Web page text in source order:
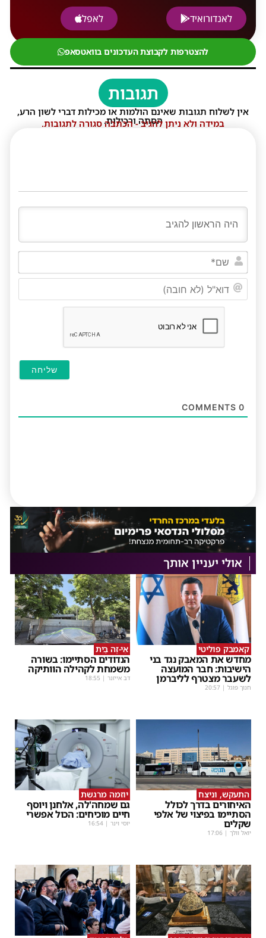
לאנדורואיד
לאפל
להצטרפות לקבוצת העדכונים בוואטסאפ
תגובות
אין לשלוח תגובות שאינם הולמות או מכילות דברי לשון הרע,
הסתה ורכילות.
במידה ולא ניתן להגיב - הכתבה סגורה לתגובות.
שם*
0
אולי יעניין אותך
קאמבק פוליטי
מחדש את המאבק נגד בני
הישיבות: חבר המועצה
לשעבר מצטרף לליברמן
חנוך פוגל |
20:57
אֵי-זֶה בַּיִת
הנדודים הסתיימו: בשורה
משמחת לקהילה הוותיקה
דב אייזנר |
18:55
התעקש, וניצח
האיחורים בדרך לכולל
הסתיימו בפיצוי של אלפי
שקלים
יואל וולך |
17:06
יוזמה מרגשת
גם שמחה'לה, אלחנן ויוסף
חיים מוכיחים: הכול אפשרי
יוסי וינר |
16:54